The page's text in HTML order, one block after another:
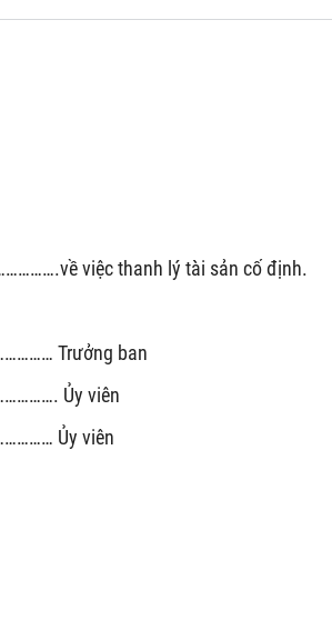
việc thanh lý tài sản cố định.
Trưởng ban
Ủy viên
Ủy viên